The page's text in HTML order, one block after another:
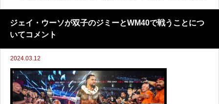
arkson Show』で次のように語りました。「50歳は私にとって
絶対的な一線だ。その
ジェイ・ウーソが双子のジミーとWM40で戦うことにつ
いてコメント
2024.03.12